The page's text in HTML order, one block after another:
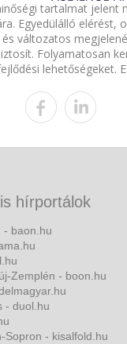
tartalmat jelent
Egyedülálló elérést,
változatos
Folyamatosan
lehetőségeket.
hírportálok
- baon.hu
Zemplén - boon.hu
- duol.hu
Sopron - kisalfold.hu